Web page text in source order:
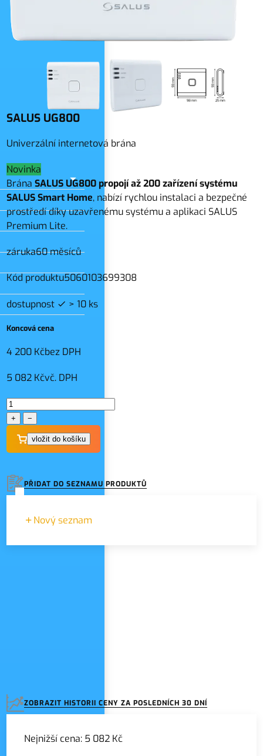
SALUS UG800
Univerzální internetová brána
Novinka
BránaSALUS UG800 propojí až 200 zařízení systému
SALUS Smart Home, nabízí rychlou instalaci a bezpečné
prostředí díky uzavřenému systému a aplikaci SALUS
Premium Lite.
záruka60 měsíců
Kód produktu5060103699308
dostupnost > 10 ks
Koncová cena
4 200 Kčbez DPH
5 082 Kčvč. DPH
+ −
PŘIDAT DO SEZNAMU PRODUKTŮ
Nový seznam
Zadejte název seznamu
ZOBRAZIT HISTORII CENY ZA POSLEDNÍCH 30 DNÍ
Nejnižší cena: 5 082 Kč